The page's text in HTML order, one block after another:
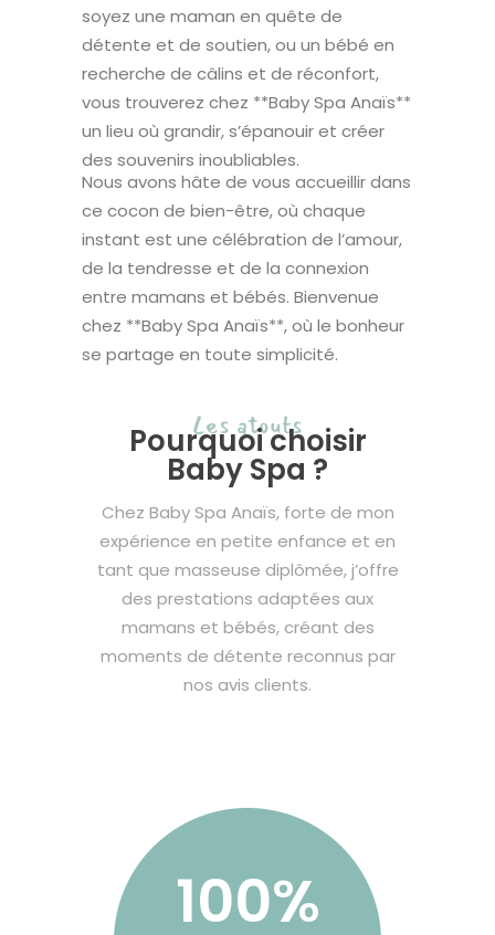
soyez une maman en quête de
détente et de soutien, ou un bébé en
recherche de câlins et de réconfort,
vous trouverez chez **Baby Spa Anaïs**
un lieu où grandir, s’épanouir et créer
des souvenirs inoubliables.
Nous avons hâte de vous accueillir dans
ce cocon de bien-être, où chaque
instant est une célébration de l’amour,
de la tendresse et de la connexion
entre mamans et bébés. Bienvenue
chez **Baby Spa Anaïs**, où le bonheur
se partage en toute simplicité.
Les atouts
Pourquoi choisir
Baby Spa ?
Chez Baby Spa Anaïs, forte de mon
expérience en petite enfance et en
tant que masseuse diplômée, j’offre
des prestations adaptées aux
mamans et bébés, créant des
moments de détente reconnus par
nos avis clients.
100%